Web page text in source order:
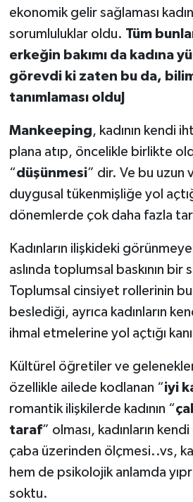
ekonomik gelir sağlaması
sorumluluklar oldu. Tüm
erkeğin bakımı da kadına
görevdi ki zaten bu da,
tanımlaması olduJ
Mankeeping, kadının kendi
plana atıp, öncelikle birlikte
“düşünmesi” dir. Ve bu uzun
duygusal tükenmişliğe yol
dönemlerde çok daha fazla
Kadınların ilişkideki
aslında toplumsal baskının bir
Toplumsal cinsiyet rollerinin bu
beslediği, ayrıca kadınların
ihmal etmelerine yol açtığı
Kültürel öğretiler ve
özellikle ailede kodlanan “iyi
romantik ilişkilerde kadının “
taraf” olması, kadınların
çaba üzerinden ölçmesi..vs,
hem de psikolojik anlamda
soktu.